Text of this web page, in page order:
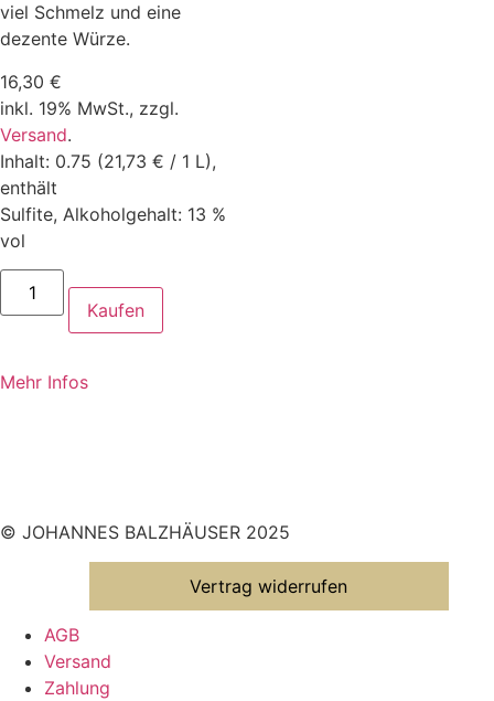
viel Schmelz und eine
dezente Würze.
16,30 €
inkl. 19% MwSt., zzgl.
Versand.
Inhalt: 0.75 (21,73 € / 1 L),
enthält
Sulfite, Alkoholgehalt: 13 %
vol
Kaufen
Mehr Infos
© JOHANNES BALZHÄUSER 2025
Vertrag widerrufen
AGB
Versand
Zahlung